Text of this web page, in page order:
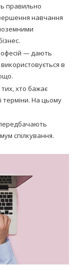
правильно
навчання
— дають
в
хто бажає
терміни. На цьому
спілкування.